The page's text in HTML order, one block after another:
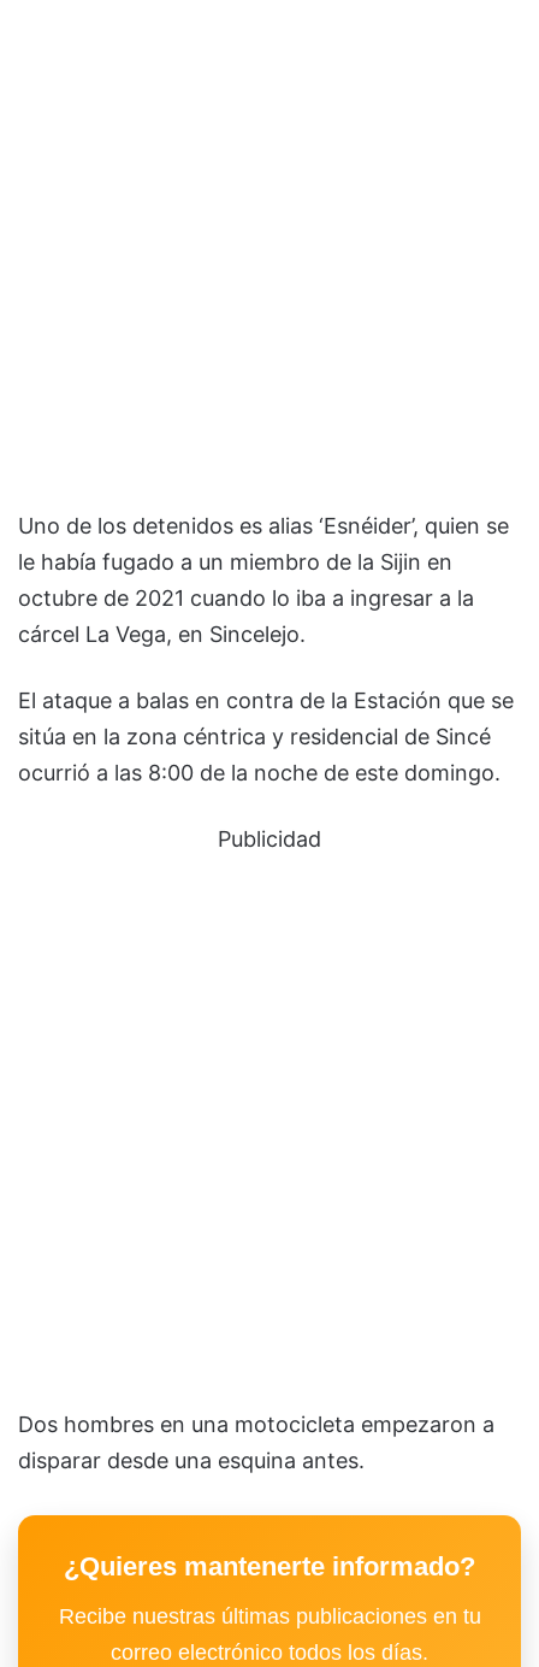
Uno de los detenidos es alias ‘Esnéider’, quien se
le había fugado a un miembro de la Sijin en
octubre de 2021 cuando lo iba a ingresar a la
cárcel La Vega, en Sincelejo.
El ataque a balas en contra de la Estación que se
sitúa en la zona céntrica y residencial de Sincé
ocurrió a las 8:00 de la noche de este domingo.
Publicidad
Dos hombres en una motocicleta empezaron a
disparar desde una esquina antes.
¿Quieres mantenerte informado?
Recibe nuestras últimas publicaciones en tu
correo electrónico todos los días.